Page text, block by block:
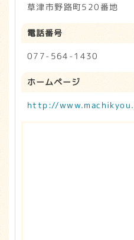
草津市野路町520番地
電話番号
077-564-1430
ホームページ
http://